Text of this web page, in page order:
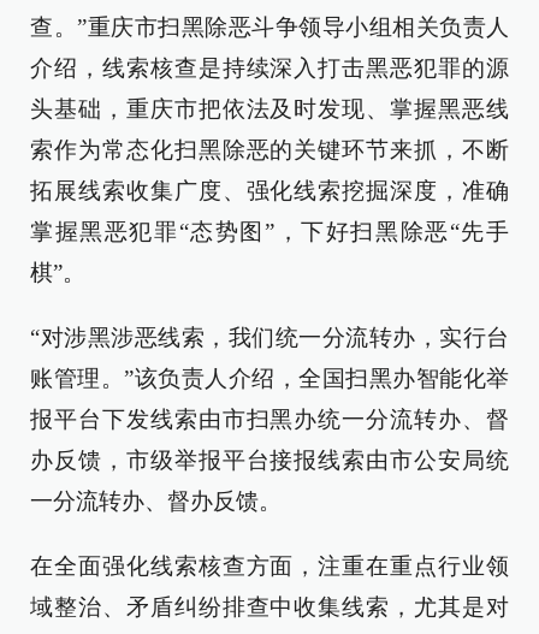
查。”重庆市扫黑除恶斗争领导小组相关负责人
介绍，线索核查是持续深入打击黑恶犯罪的源
头基础，重庆市把依法及时发现、掌握黑恶线
索作为常态化扫黑除恶的关键环节来抓，不断
拓展线索收集广度、强化线索挖掘深度，准确
掌握黑恶犯罪“态势图”，下好扫黑除恶“先手
棋”。
“对涉黑涉恶线索，我们统一分流转办，实行台
账管理。”该负责人介绍，全国扫黑办智能化举
报平台下发线索由市扫黑办统一分流转办、督
办反馈，市级举报平台接报线索由市公安局统
一分流转办、督办反馈。
在全面强化线索核查方面，注重在重点行业领
域整治、矛盾纠纷排查中收集线索，尤其是对